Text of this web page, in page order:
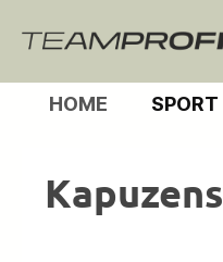
Zur Hauptnavigation
HOME SPORT